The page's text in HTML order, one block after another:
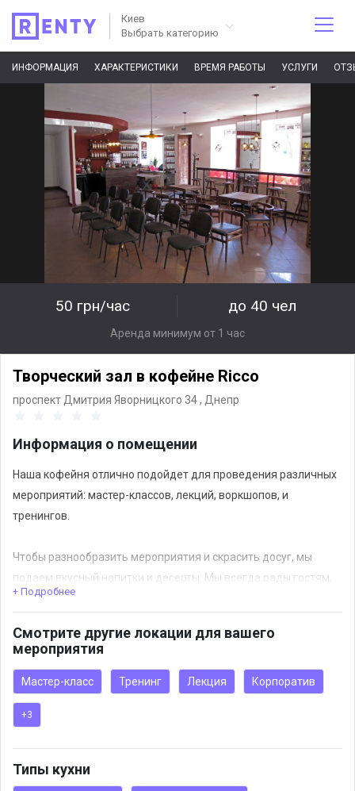
Киев
Выбрать категорию
ИНФОРМАЦИЯ ХАРАКТЕРИСТИКИ ВРЕМЯ РАБОТЫ УСЛУГИ
50 грн/час до 40 чел
Аренда минимум от 1 час
Творческий зал в кофейне Ricco
проспект Дмитрия Яворницкого 34 , Днепр
Информация о помещении
Наша кофейня отлично подойдет для проведения различных
мероприятий: мастер-классов, лекций, воркшопов, и
тренингов.
Чтобы разнообразить мероприятия и скрасить досуг, мы
подаем вкусный напитки и десерты. Мы всегда рады гостям,
поэтому приходите наслаждаться вкусными угощениями и
+ Подробнее
Смотрите другие локации для вашего
мероприятия
Мастер-класс Тренинг Лекция Корпоратив
+3
Типы кухни